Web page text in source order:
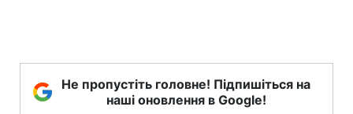
Не пропустіть головне! Підпишіться на
наші оновлення в Google!